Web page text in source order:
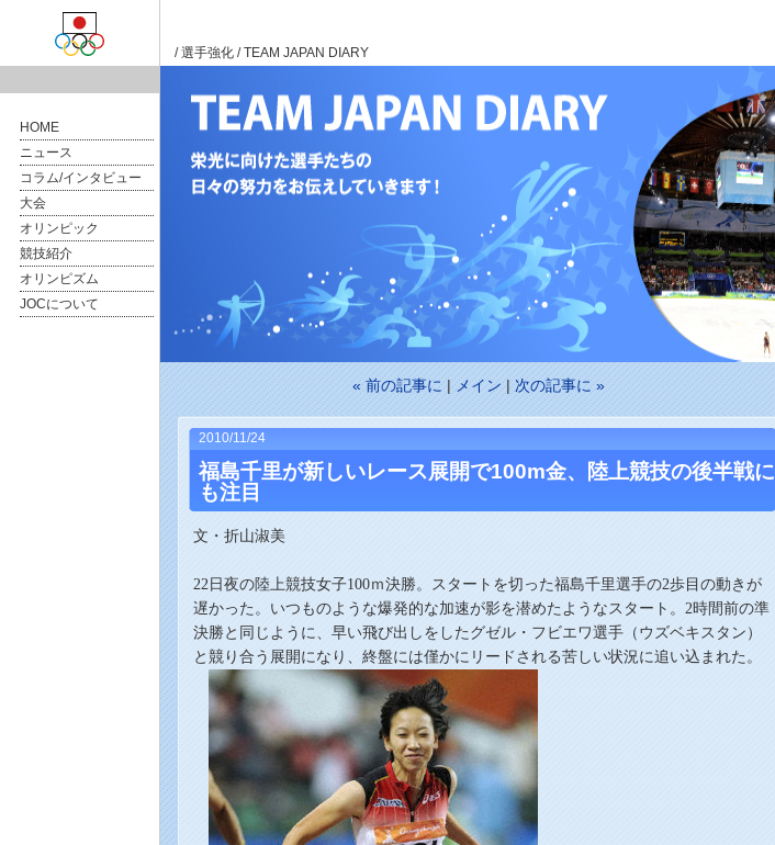
HOME
ニュース
コラム/インタビュー
大会
オリンピック
競技紹介
オリンピズム
JOCについて
/選手強化 / TEAM JAPAN DIARY
« 前の記事に | メイン | 次の記事に »
2010/11/24
福島千里が新しいレース展開で100m金、陸上競技の後半戦に
も注目
文・折山淑美
22日夜の陸上競技女子100ｍ決勝。スタートを切った福島千里選手の2歩目の動きが
遅かった。いつものような爆発的な加速が影を潜めたようなスタート。 2時間前の準
決勝と同じように、早い飛び出しをしたグゼル・フビエワ選手（ウズベキスタン）
と競り合う展開になり、終盤には僅かにリードされる苦しい状況に追い込まれた。